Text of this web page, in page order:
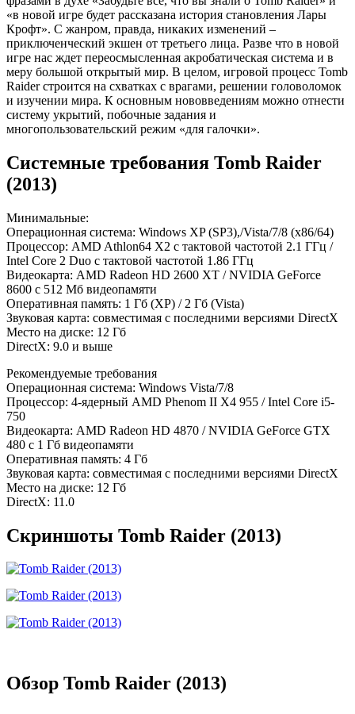
«в новой игре будет рассказана история становления Лары
Крофт». С жанром, правда, никаких изменений –
приключенческий экшен от третьего лица. Разве что в новой
игре нас ждет переосмысленная акробатическая система и в
меру большой открытый мир. В целом, игровой процесс Tomb
Raider строится на схватках с врагами, решении головоломок
и изучении мира. К основным нововведениям можно отнести
систему укрытий, побочные задания и
многопользовательский режим «для галочки».
Системные требования Tomb Raider
(2013)
Минимальные:
Операционная система: Windows XP (SP3),/Vista/7/8 (x86/64)
Процессор: AMD Athlon64 X2 с тактовой частотой 2.1 ГГц /
Intel Core 2 Duo с тактовой частотой 1.86 ГГц
Видеокарта: AMD Radeon HD 2600 XT / NVIDIA GeForce
8600 с 512 Мб видеопамяти
Оперативная память: 1 Гб (XP) / 2 Гб (Vista)
Звуковая карта: совместимая с последними версиями DirectX
Место на диске: 12 Гб
DirectX: 9.0 и выше
Рекомендуемые требования
Операционная система: Windows Vista/7/8
Процессор: 4-ядерный AMD Phenom II X4 955 / Intel Core i5-
750
Видеокарта: AMD Radeon HD 4870 / NVIDIA GeForce GTX
480 с 1 Гб видеопамяти
Оперативная память: 4 Гб
Звуковая карта: совместимая с последними версиями DirectX
Место на диске: 12 Гб
DirectX: 11.0
Скриншоты Tomb Raider (2013)
Обзор Tomb Raider (2013)